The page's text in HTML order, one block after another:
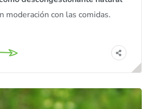
moderación con las comidas.